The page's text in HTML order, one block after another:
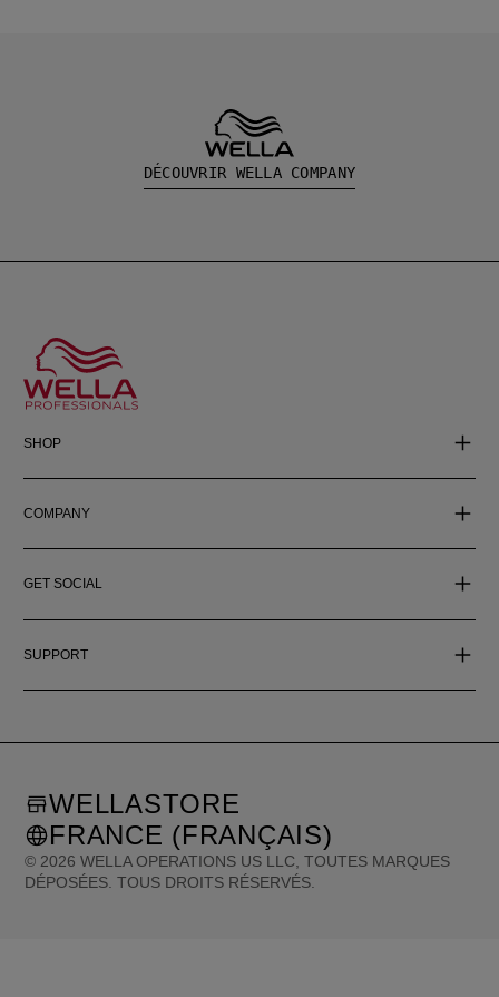
DÉCOUVRIR WELLA COMPANY
SHOP
COMPANY
GET SOCIAL
SUPPORT
© 2026 WELLA OPERATIONS US LLC, TOUTES MARQUES
DÉPOSÉES. TOUS DROITS RÉSERVÉS.
WELLASTORE
FRANCE (FRANÇAIS)